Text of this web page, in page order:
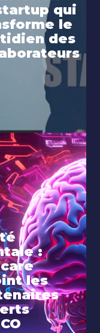
qui
le
des
:
les